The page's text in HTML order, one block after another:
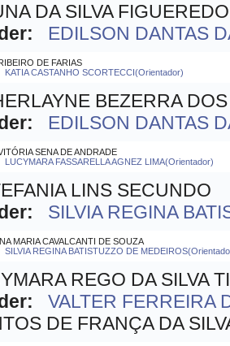
DA SILVA FIGUEREDO
EDILSON DANTAS
DE FARIAS
KATIA CASTANHO SCORTECCI(Orientador)
BEZERRA
EDILSON DANTAS
SENA DE ANDRADE
LUCYMARA FASSARELLA AGNEZ LIMA(Orientador)
LINS SECUNDO
SILVIA REGINA
MARIA CAVALCANTI DE SOUZA
SILVIA REGINA BATISTUZZO DE
REGO DA SILVA
VALTER FERREIRA
DE FRANÇA DA